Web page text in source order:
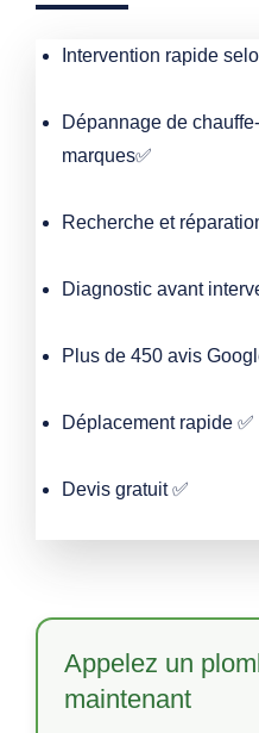
Intervention rapide
Dépannage de
marques✅
Recherche et
Diagnostic avant
Plus de 450 avis Google
Déplacement rapide ✅
Devis gratuit ✅
Appelez un
maintenant